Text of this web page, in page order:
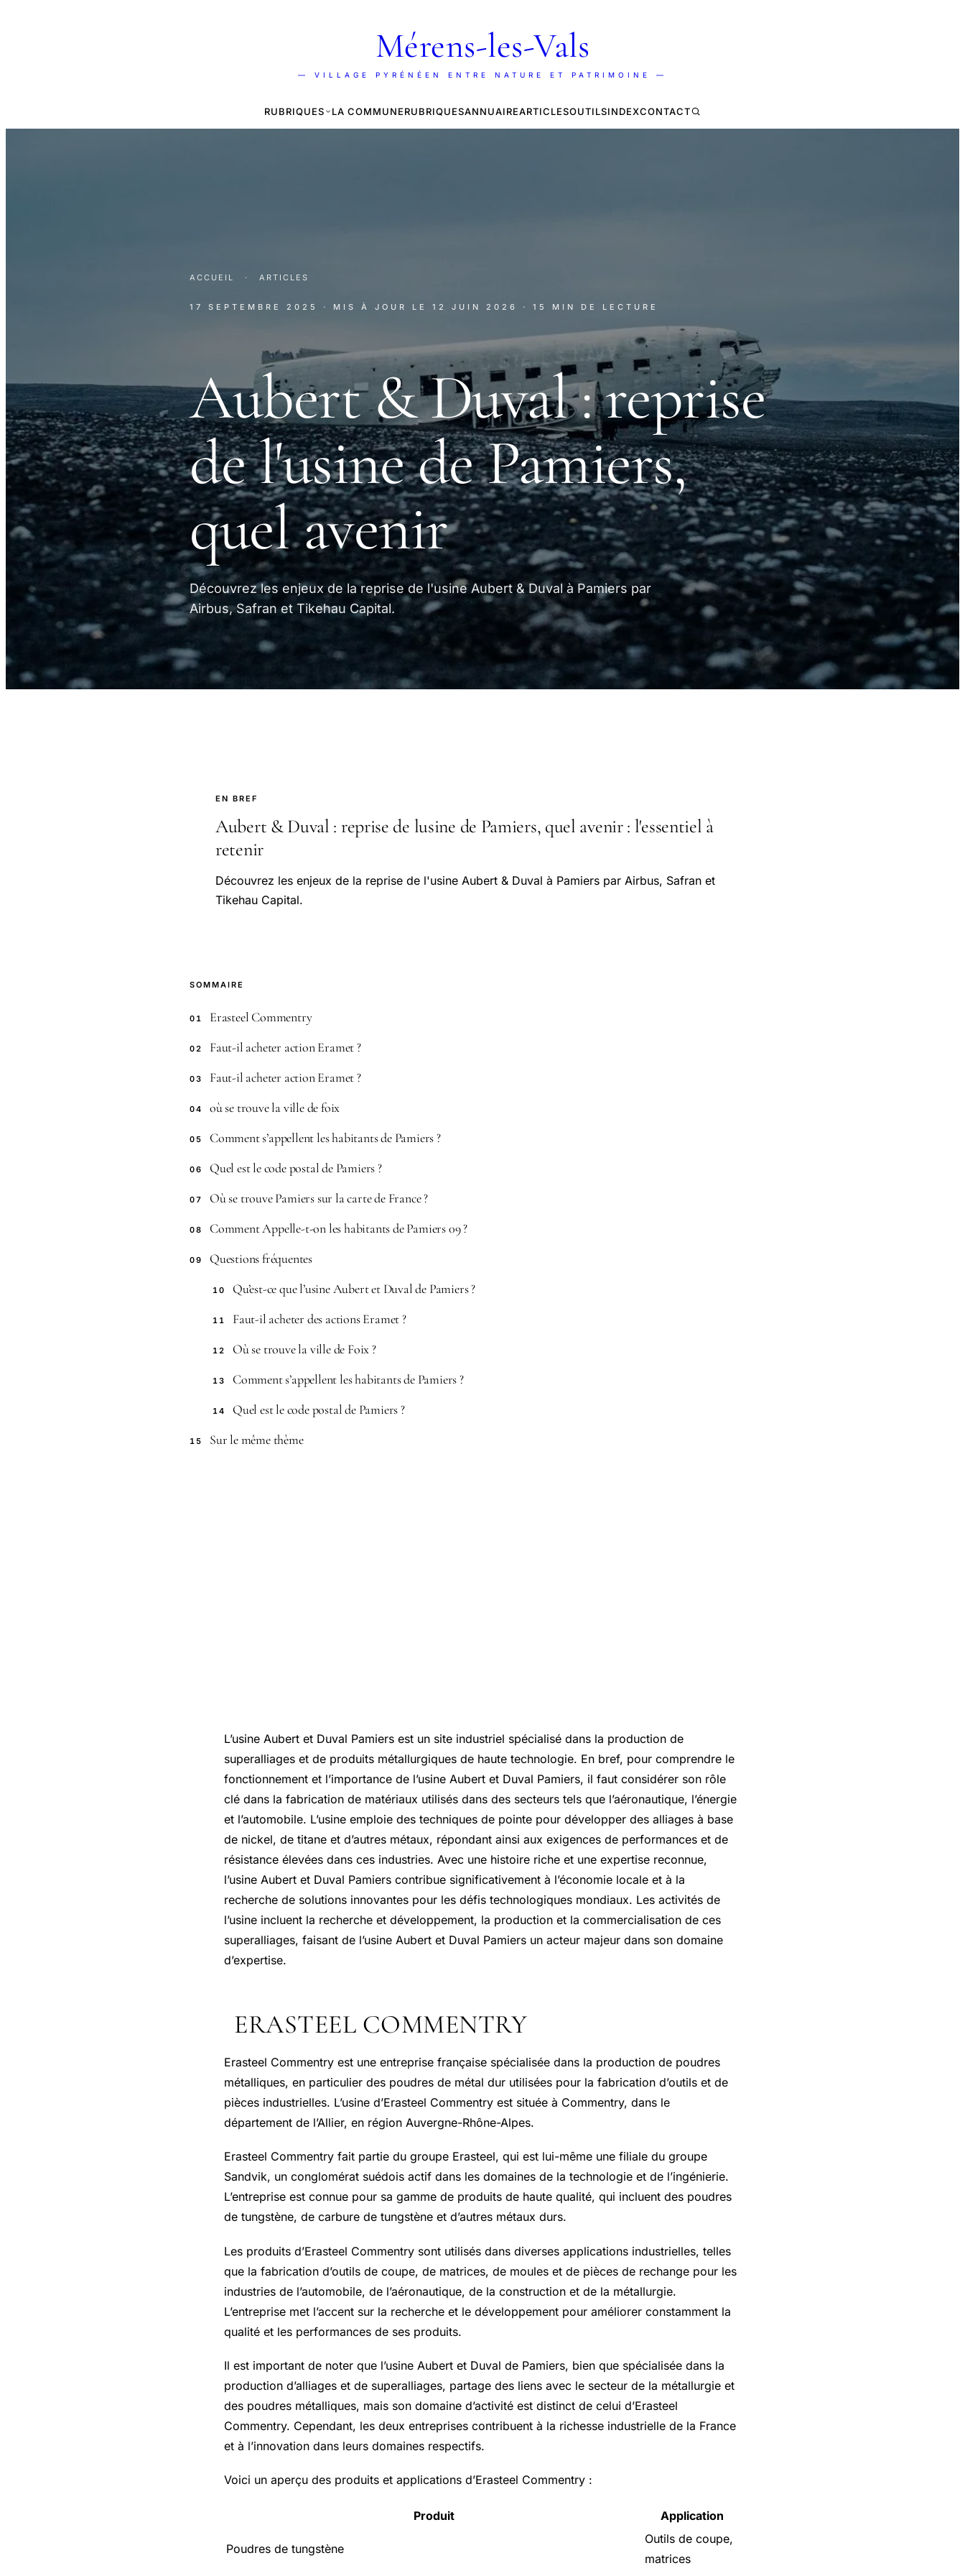
Mérens-les-Vals
— VILLAGE PYRÉNÉEN ENTRE NATURE ET PATRIMOINE —
RUBRIQUES LA COMMUNERUBRIQUESANNUAIREARTICLESOUTILSINDEXCONTACT
ACCUEIL · ARTICLES
17 SEPTEMBRE 2025 · MIS À JOUR LE 12 JUIN 2026 · 15 MIN DE LECTURE
Aubert & Duval : reprise
de l'usine de Pamiers,
quel avenir
Découvrez les enjeux de la reprise de l'usine Aubert & Duval à Pamiers par
Airbus, Safran et Tikehau Capital.
EN BREF
Aubert & Duval : reprise de lusine de Pamiers, quel avenir : l'essentiel à
retenir
Découvrez les enjeux de la reprise de l'usine Aubert & Duval à Pamiers par Airbus, Safran et
Tikehau Capital.
SOMMAIRE
01 Erasteel Commentry
02 Faut-il acheter action Eramet ?
03 Faut-il acheter action Eramet ?
04 où se trouve la ville de foix
05 Comment s’appellent les habitants de Pamiers ?
06 Quel est le code postal de Pamiers ?
07 Où se trouve Pamiers sur la carte de France ?
08 Comment Appelle-t-on les habitants de Pamiers 09 ?
09 Questions fréquentes
10 Qu’est-ce que l’usine Aubert et Duval de Pamiers ?
11 Faut-il acheter des actions Eramet ?
12 Où se trouve la ville de Foix ?
13 Comment s’appellent les habitants de Pamiers ?
14 Quel est le code postal de Pamiers ?
15 Sur le même thème
L’usine Aubert et Duval Pamiers est un site industriel spécialisé dans la production de
superalliages et de produits métallurgiques de haute technologie. En bref, pour comprendre le
fonctionnement et l’importance de l’usine Aubert et Duval Pamiers, il faut considérer son rôle
clé dans la fabrication de matériaux utilisés dans des secteurs tels que l’aéronautique, l’énergie
et l’automobile. L’usine emploie des techniques de pointe pour développer des alliages à base
de nickel, de titane et d’autres métaux, répondant ainsi aux exigences de performances et de
résistance élevées dans ces industries. Avec une histoire riche et une expertise reconnue,
l’usine Aubert et Duval Pamiers contribue significativement à l’économie locale et à la
recherche de solutions innovantes pour les défis technologiques mondiaux. Les activités de
l’usine incluent la recherche et développement, la production et la commercialisation de ces
superalliages, faisant de l’usine Aubert et Duval Pamiers un acteur majeur dans son domaine
d’expertise.
ERASTEEL COMMENTRY
Erasteel Commentry est une entreprise française spécialisée dans la production de poudres
métalliques, en particulier des poudres de métal dur utilisées pour la fabrication d’outils et de
pièces industrielles. L’usine d’Erasteel Commentry est située à Commentry, dans le
département de l’Allier, en région Auvergne-Rhône-Alpes.
Erasteel Commentry fait partie du groupe Erasteel, qui est lui-même une filiale du groupe
Sandvik, un conglomérat suédois actif dans les domaines de la technologie et de l’ingénierie.
L’entreprise est connue pour sa gamme de produits de haute qualité, qui incluent des poudres
de tungstène, de carbure de tungstène et d’autres métaux durs.
Les produits d’Erasteel Commentry sont utilisés dans diverses applications industrielles, telles
que la fabrication d’outils de coupe, de matrices, de moules et de pièces de rechange pour les
industries de l’automobile, de l’aéronautique, de la construction et de la métallurgie.
L’entreprise met l’accent sur la recherche et le développement pour améliorer constamment la
qualité et les performances de ses produits.
Il est important de noter que l’usine Aubert et Duval de Pamiers, bien que spécialisée dans la
production d’alliages et de superalliages, partage des liens avec le secteur de la métallurgie et
des poudres métalliques, mais son domaine d’activité est distinct de celui d’Erasteel
Commentry. Cependant, les deux entreprises contribuent à la richesse industrielle de la France
et à l’innovation dans leurs domaines respectifs.
Voici un aperçu des produits et applications d’Erasteel Commentry :
Produit Application
Poudres de tungstène
Outils de coupe,
matrices